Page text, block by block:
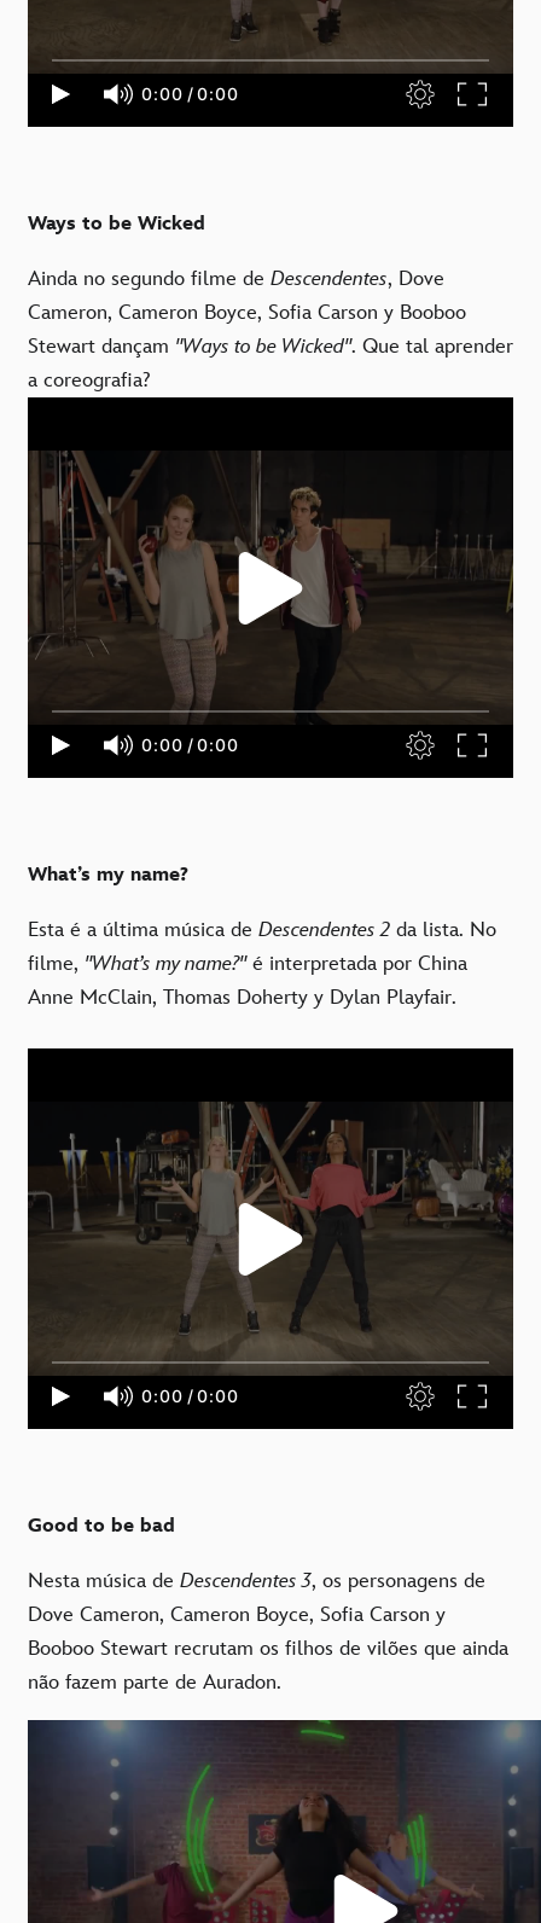
Ways to be Wicked
Ainda no segundo filme de Descendentes, Dove
Cameron, Cameron Boyce, Sofia Carson y Booboo
Stewart dançam "Ways to be Wicked". Que tal aprender
a coreografia?
What’s my name?
Esta é a última música de Descendentes 2 da lista. No
filme, "What’s my name?"é interpretada por China
Anne McClain, Thomas Doherty y Dylan Playfair.
Good to be bad
Nesta música de Descendentes 3, os personagens de
Dove Cameron, Cameron Boyce, Sofia Carson y
Booboo Stewart recrutam os filhos de vilões que ainda
não fazem parte de Auradon.